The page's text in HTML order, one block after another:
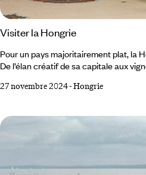
Visiter la Hongrie
Pour un pays majoritairement plat, la
De l’élan créatif de sa capitale aux
Budapest Calling De Budapest, on
de la capitale hongroise. Le premier
flèches néogothiques dans les eaux
27 novembre 2024-Hongrie